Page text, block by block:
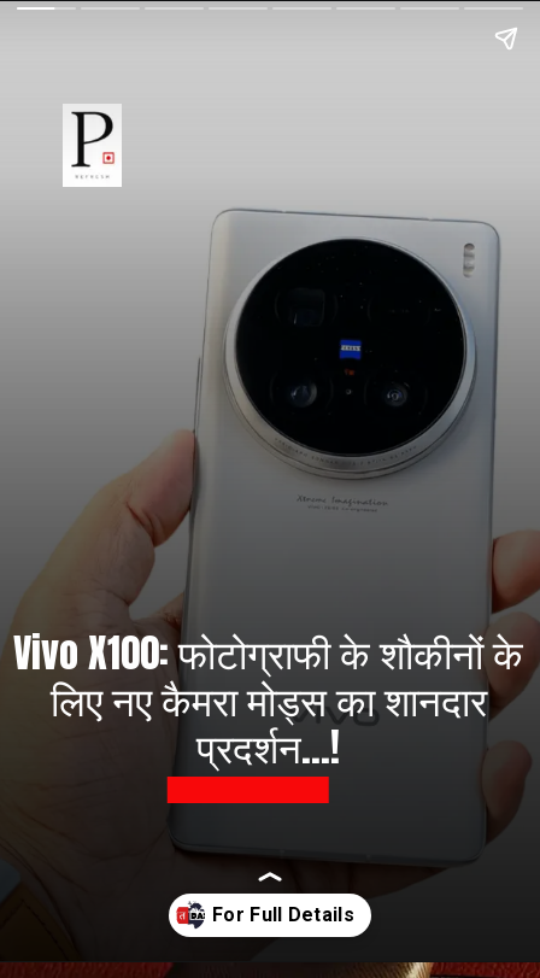
Vivo X100: फोटोग्राफी के शौकीनों के
लिए नए कैमरा मोड्स का शानदार
प्रदर्शन...!